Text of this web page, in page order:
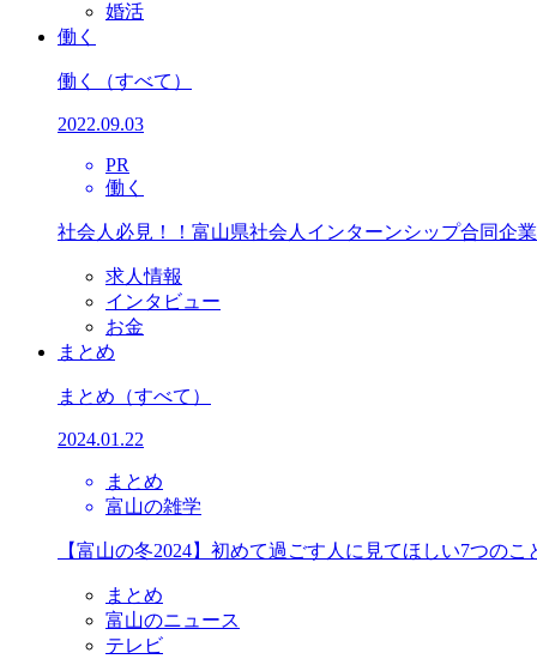
婚活
働く
働く （すべて）
2022.09.03
PR
働く
社会人必見！！富山県社会人インターンシップ合同企
求人情報
インタビュー
お金
まとめ
まとめ （すべて）
2024.01.22
まとめ
富山の雑学
【富山の冬2024】初めて過ごす人に見てほしい7つのこ
まとめ
富山のニュース
テレビ